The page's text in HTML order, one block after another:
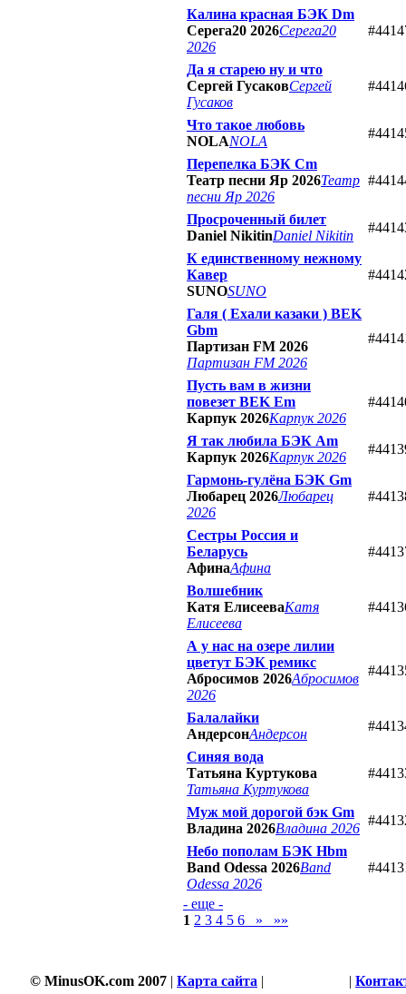
Калина красная БЭК Dm
Серега20 2026Серега20
2026
Да я старею ну и что
Сергей ГусаковСергей
Гусаков
Что такое любовь
NOLANOLA
Перепелка БЭК Cm
Театр песни Яр 2026Театр
песни Яр 2026
Просроченный билет
Daniel NikitinDaniel Nikitin
К единственному нежному
Кавер
SUNOSUNO
Галя ( Ехали казаки ) BEK
Gbm
Партизан FM 2026
Партизан FM 2026
Пусть вам в жизни
повезет BEK Em
Карпук 2026Карпук 2026
Я так любила БЭК Am
Карпук 2026Карпук 2026
Гармонь-гулёна БЭК Gm
Любарец 2026Любарец
2026
Сестры Россия и
Беларусь
АфинаАфина
Волшебник
Катя ЕлисееваКатя
Елисеева
А у нас на озере лилии
цветут БЭК ремикс
Абросимов 2026Абросимов
2026
Балалайки
АндерсонАндерсон
Синяя вода
Татьяна Куртукова
Татьяна Куртукова
Муж мой дорогой бэк Gm
Владина 2026Владина 2026
Небо пополам БЭК Hbm
Band Odessa 2026Band
Odessa 2026
- еще -
1 2 3 4 5 6 »
»»
© MinusOK.com 2007 | Карта сайта | |